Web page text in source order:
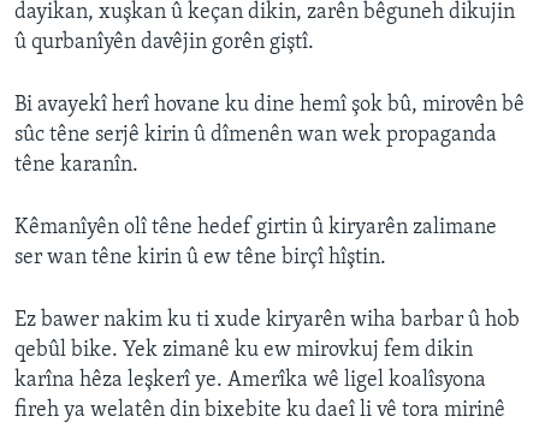
dayikan, xuşkan û keçan dikin, zarên bêguneh dikujin
û qurbanîyên davêjin gorên giştî.
Bi avayekî herî hovane ku dine hemî şok bû, mirovên bê
sûc têne serjê kirin û dîmenên wan wek propaganda
têne karanîn.
Kêmanîyên olî têne hedef girtin û kiryarên zalimane
ser wan têne kirin û ew têne birçî hîştin.
Ez bawer nakim ku ti xude kiryarên wiha barbar û hob
qebûl bike. Yek zimanê ku ew mirovkuj fem dikin
karîna hêza leşkerî ye. Amerîka wê ligel koalîsyona
fireh ya welatên din bixebite ku daeî li vê tora mirinê